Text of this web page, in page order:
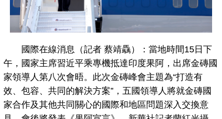
國際在線消息（記者 蔡靖驫）：當地時間15日下
午，國家主席習近平乘專機抵達印度果阿，出席金磚國
家領導人第八次會晤。此次金磚峰會主題為“打造有
效、包容、共同的解決方案”，五國領導人將就金磚國
家合作及其他共同關心的國際和地區問題深入交換意